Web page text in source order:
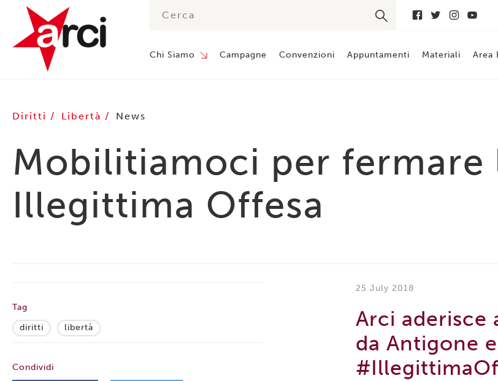
Chi Siamo Campagne Convenzioni Appuntamenti Materiali Area
Diritti Libertà News
Mobilitiamoci per fermare
Illegittima Offesa
Tag
diritti
libertà
Condividi
25 July 2018
Arci aderisce
da Antigone